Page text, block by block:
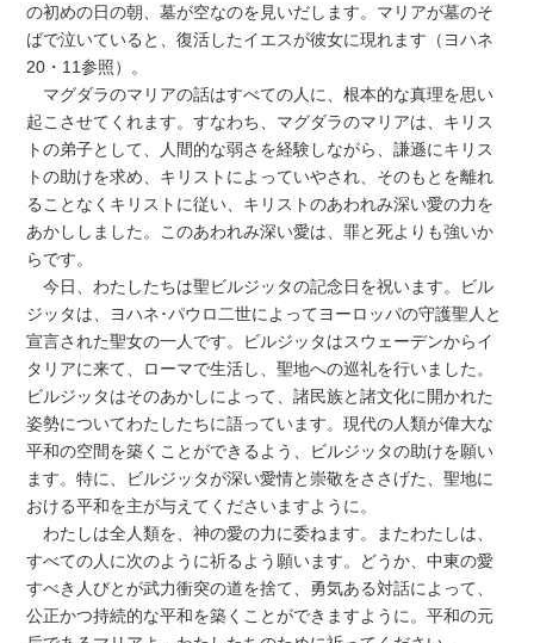
の初めの日の朝、墓が空なのを見いだします。マリアが墓のそ
ばで泣いていると、復活したイエスが彼女に現れます（ヨハネ
20・11参照）。
マグダラのマリアの話はすべての人に、根本的な真理を思い
起こさせてくれます。すなわち、マグダラのマリアは、キリス
トの弟子として、人間的な弱さを経験しながら、謙遜にキリス
トの助けを求め、キリストによっていやされ、そのもとを離れ
ることなくキリストに従い、キリストのあわれみ深い愛の力を
あかししました。このあわれみ深い愛は、罪と死よりも強いか
らです。
今日、わたしたちは聖ビルジッタの記念日を祝います。ビル
ジッタは、ヨハネ･パウロ二世によってヨーロッパの守護聖人と
宣言された聖女の一人です。ビルジッタはスウェーデンからイ
タリアに来て、ローマで生活し、聖地への巡礼を行いました。
ビルジッタはそのあかしによって、諸民族と諸文化に開かれた
姿勢についてわたしたちに語っています。現代の人類が偉大な
平和の空間を築くことができるよう、ビルジッタの助けを願い
ます。特に、ビルジッタが深い愛情と崇敬をささげた、聖地に
おける平和を主が与えてくださいますように。
わたしは全人類を、神の愛の力に委ねます。またわたしは、
すべての人に次のように祈るよう願います。どうか、中東の愛
すべき人びとが武力衝突の道を捨て、勇気ある対話によって、
公正かつ持続的な平和を築くことができますように。平和の元